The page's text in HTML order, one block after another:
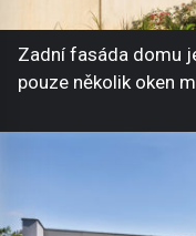
Zadní fasáda domu
pouze několik oken